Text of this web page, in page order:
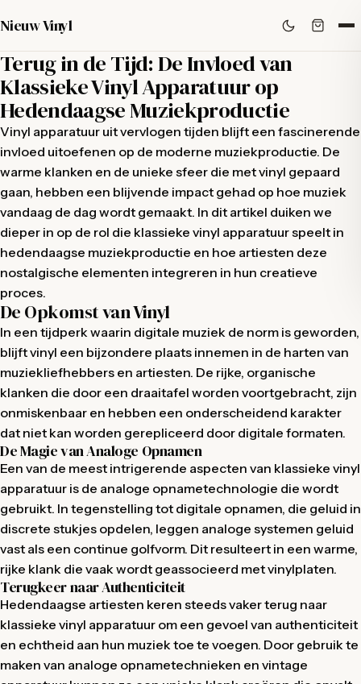
Nieuw Vinyl
Terug in de Tijd: De Invloed van
Klassieke Vinyl Apparatuur op
Hedendaagse Muziekproductie
Vinyl apparatuur uit vervlogen tijden blijft een fascinerende
invloed uitoefenen op de moderne muziekproductie. De
warme klanken en de unieke sfeer die met vinyl gepaard
gaan, hebben een blijvende impact gehad op hoe muziek
vandaag de dag wordt gemaakt. In dit artikel duiken we
dieper in op de rol die klassieke vinyl apparatuur speelt in
hedendaagse muziekproductie en hoe artiesten deze
nostalgische elementen integreren in hun creatieve
proces.
De Opkomst van Vinyl
In een tijdperk waarin digitale muziek de norm is geworden,
blijft vinyl een bijzondere plaats innemen in de harten van
muziekliefhebbers en artiesten. De rijke, organische
klanken die door een draaitafel worden voortgebracht, zijn
onmiskenbaar en hebben een onderscheidend karakter
dat niet kan worden gerepliceerd door digitale formaten.
De Magie van Analoge Opnamen
Een van de meest intrigerende aspecten van klassieke vinyl
apparatuur is de analoge opnametechnologie die wordt
gebruikt. In tegenstelling tot digitale opnamen, die geluid in
discrete stukjes opdelen, leggen analoge systemen geluid
vast als een continue golfvorm. Dit resulteert in een warme,
rijke klank die vaak wordt geassocieerd met vinylplaten.
Terugkeer naar Authenticiteit
Hedendaagse artiesten keren steeds vaker terug naar
klassieke vinyl apparatuur om een gevoel van authenticiteit
en echtheid aan hun muziek toe te voegen. Door gebruik te
maken van analoge opnametechnieken en vintage